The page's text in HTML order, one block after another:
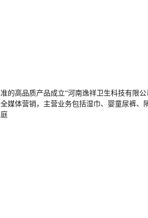
高品质产品成立“河南逸祥卫生科技有限
媒体营销，主营业务包括湿巾、婴童尿裤